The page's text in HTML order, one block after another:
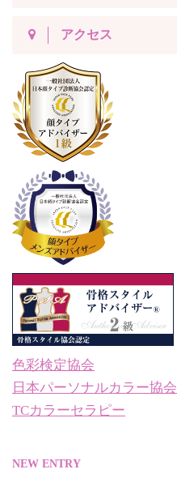
アクセス
色彩検定協会
日本パーソナルカラー協会
TCカラーセラピー
NEW ENTRY